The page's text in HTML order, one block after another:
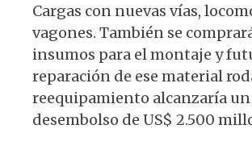
Cargas con nuevas vías,
vagones. También se
insumos para el montaje y
reparación de ese material
reequipamiento alcanzaría un
desembolso de US$ 2.500